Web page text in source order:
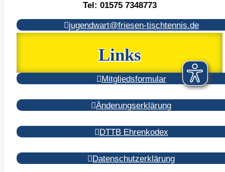
Tel: 01575 7348773
jugendwart@friesen-tischtennis.de
Links
Mitgliedsformular
Änderungserklärung
DTTB Ehrenkodex
Datenschutzerklärung